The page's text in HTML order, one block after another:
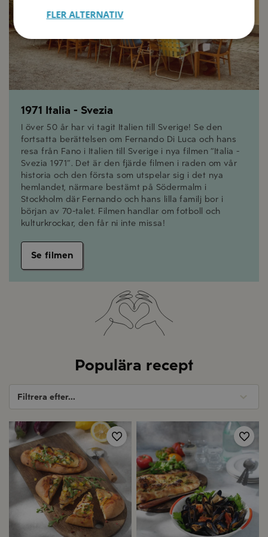
1971 Italia - Svezia
I över 50 år har vi tagit Italien till Sverige! Se den
fortsatta berättelsen om Fernando Di Luca och hans
resa från Fano i Italien till Sverige i nya filmen “Italia -
Svezia 1971”. Det är den fjärde filmen i raden om vår
historia och den första som utspelar sig i det nya
hemlandet, närmare bestämt på Södermalm i
Stockholm där Fernando och hans lilla familj bor i
början av 70-talet. Filmen handlar om fotboll och
kulturkrockar, den får ni inte missa!
Se filmen
Populära recept
Filtrera efter...
FLER ALTERNATIV